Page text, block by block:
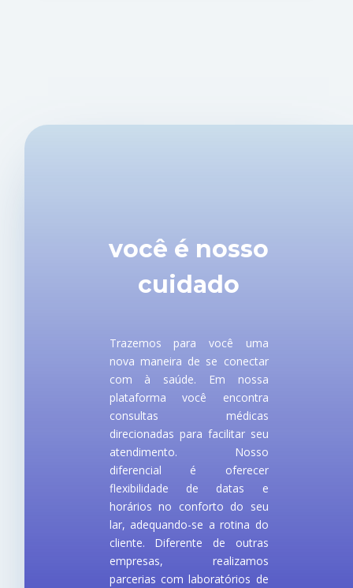
você é nosso
cuidado
Trazemos para você uma
nova maneira de se conectar
com à saúde. Em nossa
plataforma você encontra
consultas médicas
direcionadas para facilitar seu
atendimento. Nosso
diferencial é oferecer
flexibilidade de datas e
horários no conforto do seu
lar, adequando-se a rotina do
cliente. Diferente de outras
empresas, realizamos
parcerias com laboratórios de